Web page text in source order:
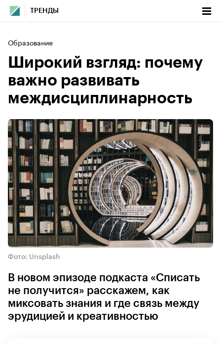
ТРЕНДЫ
Образование
Широкий взгляд: почему
важно развивать
междисциплинарность
Фото: Unsplash
В новом эпизоде подкаста «Списать
не получится» расскажем, как
миксовать знания и где связь между
эрудицией и креативностью